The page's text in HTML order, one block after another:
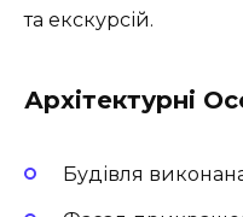
та екскурсій.
Архітектурні
Будівля